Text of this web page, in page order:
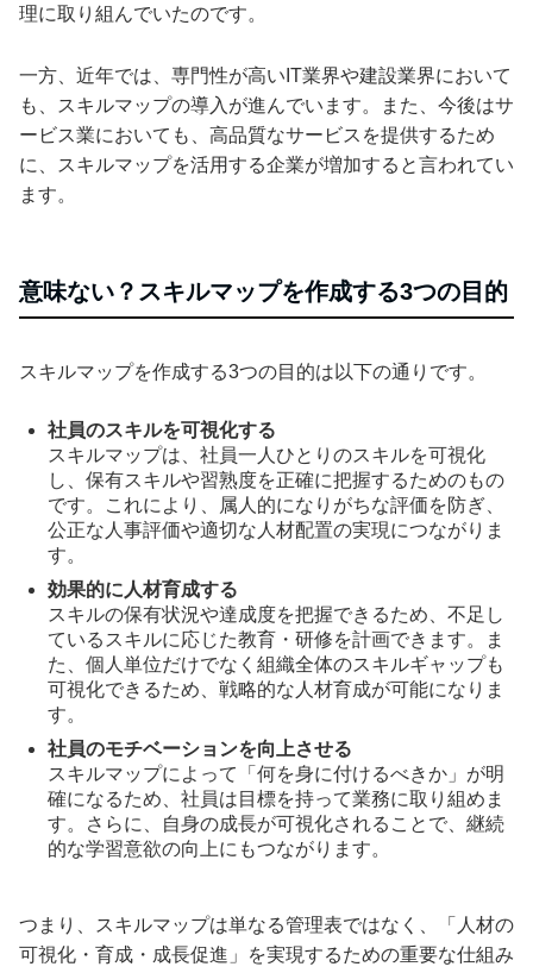
理に取り組んでいたのです。
一方、近年では、専門性が高いIT業界や建設業界において
も、スキルマップの導入が進んでいます。また、今後はサ
ービス業においても、高品質なサービスを提供するため
に、スキルマップを活用する企業が増加すると言われてい
ます。
意味ない？スキルマップを作成する3つの目的
スキルマップを作成する3つの目的は以下の通りです。
社員のスキルを可視化する
スキルマップは、社員一人ひとりのスキルを可視化
し、保有スキルや習熟度を正確に把握するためのもの
です。これにより、属人的になりがちな評価を防ぎ、
公正な人事評価や適切な人材配置の実現につながりま
す。
効果的に人材育成する
スキルの保有状況や達成度を把握できるため、不足し
ているスキルに応じた教育・研修を計画できます。ま
た、個人単位だけでなく組織全体のスキルギャップも
可視化できるため、戦略的な人材育成が可能になりま
す。
社員のモチベーションを向上させる
スキルマップによって「何を身に付けるべきか」が明
確になるため、社員は目標を持って業務に取り組めま
す。さらに、自身の成長が可視化されることで、継続
的な学習意欲の向上にもつながります。
つまり、スキルマップは単なる管理表ではなく、「人材の
可視化・育成・成長促進」を実現するための重要な仕組み